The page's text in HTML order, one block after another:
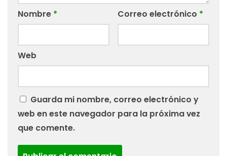
Nombre * Correo electrónico *
Web
Guarda mi nombre, correo electrónico y
web en este navegador para la próxima vez
que comente.